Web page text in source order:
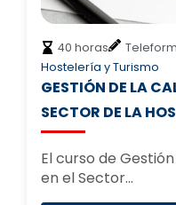
40 horas
Hostelería y Turismo
GESTIÓN DE LA
SECTOR DE LA
El curso de
en el Sector…